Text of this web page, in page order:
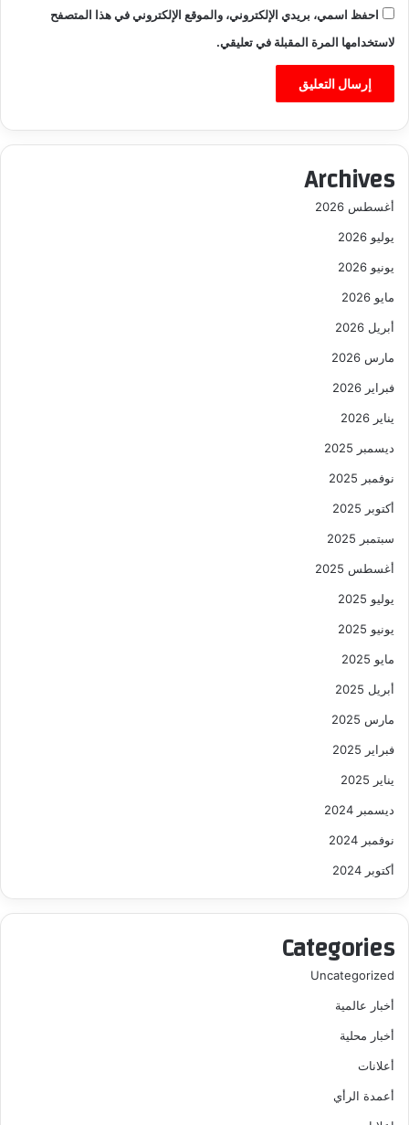
احفظ اسمي، بريدي الإلكتروني، والموقع الإلكتروني في هذا المتصفح
لاستخدامها المرة المقبلة في تعليقي.
Archives
أغسطس 2026
يوليو 2026
يونيو 2026
مايو 2026
أبريل 2026
مارس 2026
فبراير 2026
يناير 2026
ديسمبر 2025
نوفمبر 2025
أكتوبر 2025
سبتمبر 2025
أغسطس 2025
يوليو 2025
يونيو 2025
مايو 2025
أبريل 2025
مارس 2025
فبراير 2025
يناير 2025
ديسمبر 2024
نوفمبر 2024
أكتوبر 2024
Categories
Uncategorized
أخبار عالمية
أخبار محلية
أعلانات
أعمدة الرأي